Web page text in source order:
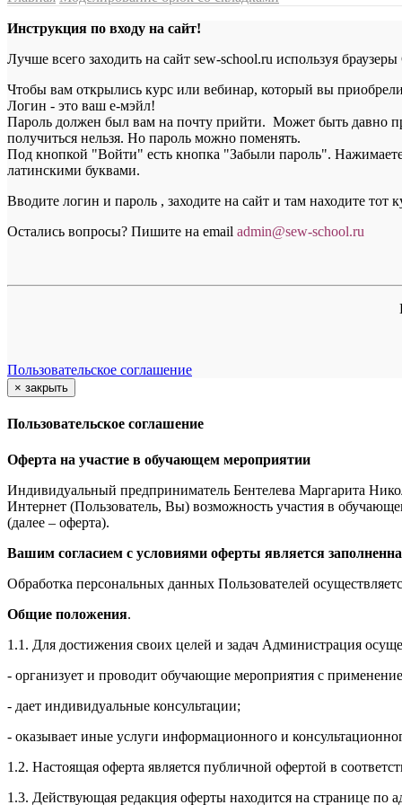
Инструкция по входу на сайт!
Лучше всего заходить на сайт sew-school.ru используя
Чтобы вам открылись курс или вебинар, который вы
Логин - это ваш е-мэйл!
Пароль должен был вам на почту прийти. Может быть давно
получиться нельзя. Но пароль можно поменять.
Под кнопкой "Войти" есть кнопка "Забыли пароль". Нажимаете
латинскими буквами.
Вводите логин и пароль , заходите на сайт и там находите тот
Остались вопросы? Пишите на email admin@sew-school.ru
Пользовательское соглашение
× закрыть
Пользовательское соглашение
Оферта на участие в обучающем мероприятии
Индивидуальный предприниматель Бентелева Маргарита
Интернет (Пользователь, Вы) возможность участия в
(далее – оферта).
Вашим согласием с условиями оферты является
Обработка персональных данных Пользователей
Общие положения.
1.1. Для достижения своих целей и задач Администрация
- организует и проводит обучающие мероприятия с
- дает индивидуальные консультации;
- оказывает иные услуги информационного и
1.2. Настоящая оферта является публичной офертой в
1.3. Действующая редакция оферты находится на странице по